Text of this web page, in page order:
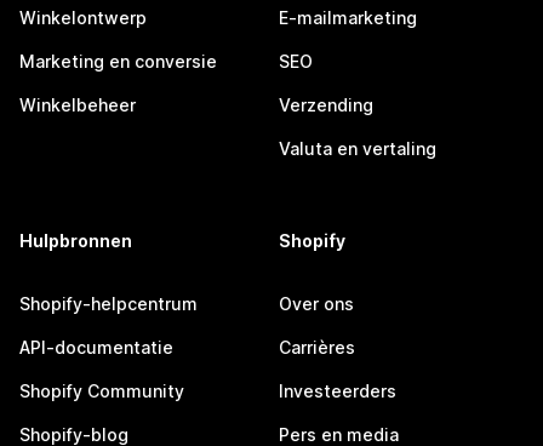
Winkelontwerp
Marketing en conversie
Winkelbeheer
E-mailmarketing
SEO
Verzending
Valuta en vertaling
Hulpbronnen
Shopify-helpcentrum
API-documentatie
Shopify Community
Shopify-blog
Shopify
Over ons
Carrières
Investeerders
Pers en media